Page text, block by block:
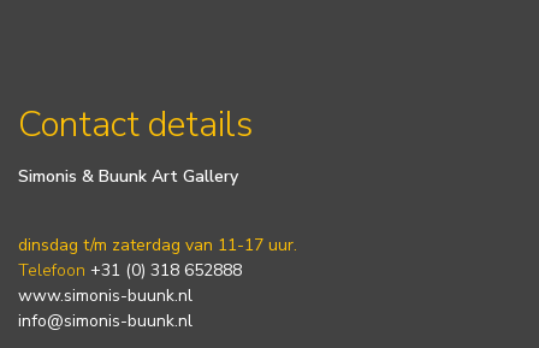
Contact details
Simonis & Buunk Art Gallery
dinsdag t/m zaterdag van 11-17 uur.
Telefoon +31 (0) 318 652888
www.simonis-buunk.nl
info@simonis-buunk.nl